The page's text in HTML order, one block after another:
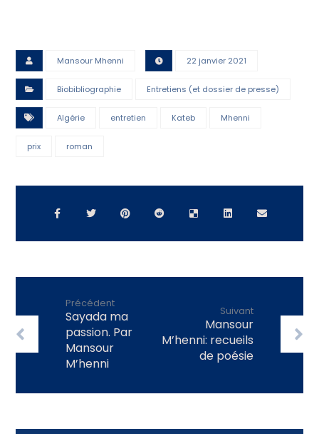
Mansour Mhenni 22 janvier 2021
Biobibliographie Entretiens (et dossier de presse)
Algérie entretien Kateb Mhenni
prix roman
Précédent
Sayada ma
passion. Par
Mansour
M’henni
Suivant
Mansour
M’henni: recueils
de poésie